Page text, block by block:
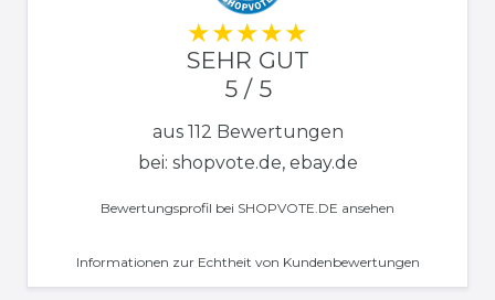
SEHR GUT
5 / 5
aus 112 Bewertungen
bei: shopvote.de, ebay.de
Bewertungsprofil bei SHOPVOTE.DE ansehen
Informationen zur Echtheit von Kundenbewertungen